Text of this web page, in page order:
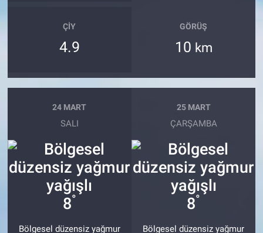
ÇIY
4.9
GÖRÜŞ
10 km
24 MART
SALI
8°
Bölgesel düzensiz yağmur
25 MART
ÇARŞAMBA
8°
Bölgesel düzensiz yağmur